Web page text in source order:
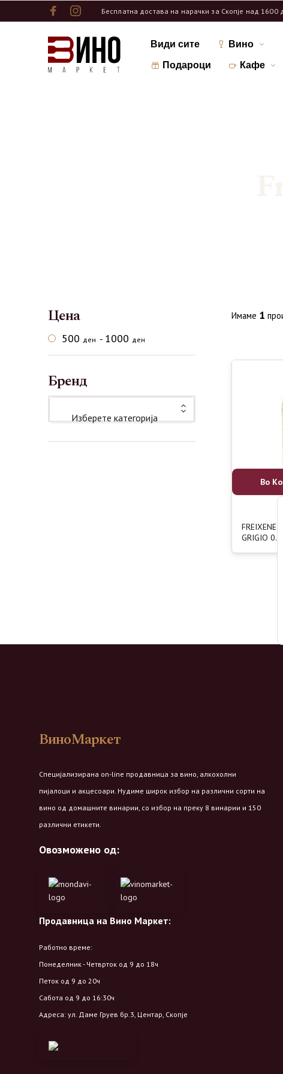
Бесплатна достава на нарачки за Скопје над
Види сите Вино
Подароци Кафе
Цена
500 ден - 1000 ден
Бренд
Изберете категорија
Имаме 1
Во
GRIGIO
ВиноМаркет
Специјализирана on-line продавница за вино, алкохолни
пијалоци и акцесоари. Нудиме широк избор на различни сорти на
вино од домашните винарии, со избор на преку 8 винарии и 150
различни етикети.
Овозможено од:
Продавница на Вино Маркет:
Работно време:
Понеделник - Четврток од 9 до 18ч
Петок од 9 до 20ч
Сабота од 9 до 16:30ч
Адреса: ул. Даме Груев бр.3, Центар, Скопје